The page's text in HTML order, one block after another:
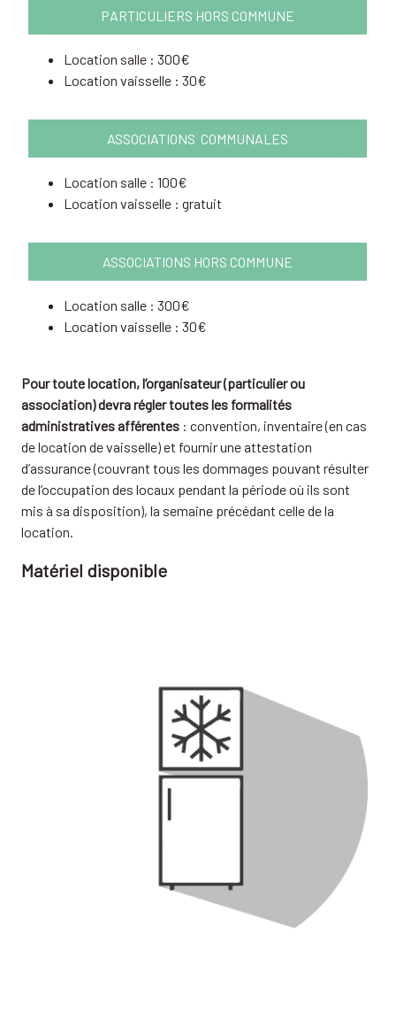
PARTICULIERS HORS COMMUNE
Location salle : 300€
Location vaisselle : 30€
ASSOCIATIONS COMMUNALES
Location salle : 100€
Location vaisselle :gratuit
ASSOCIATIONS HORS COMMUNE
Location salle : 300€
Location vaisselle : 30€
Pour toute location, l’organisateur (particulier ou
association) devra régler toutes les formalités
administratives afférentes : convention, inventaire (en cas
de location de vaisselle) et fournir une attestation
d’assurance (couvrant tous les dommages pouvant résulter
de l’occupation des locaux pendant la période où ils sont
mis à sa disposition), la semaine précédant celle de la
location.
Matériel disponible